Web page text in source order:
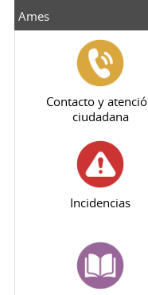
Ames
Contacto y
ciudadana
Incidencias